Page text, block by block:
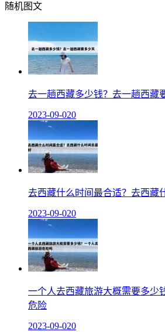
随机图文
去一趟西藏多少钱？去一趟西藏
2023-09-020
去西藏什么时间最合适？去西藏
2023-09-020
一个人去西藏旅游大概需要多少
危险
2023-09-020